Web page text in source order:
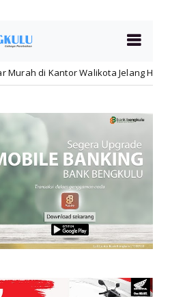
Jelang HUT ke-81 RI Lebong